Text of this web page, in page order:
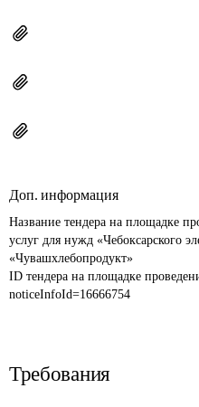
Доп. информация
Название тендера на площадке
услуг для нужд «Чебоксарского
«Чувашхлебопродукт»
ID тендера на площадке
noticeInfoId=16666754
Требования